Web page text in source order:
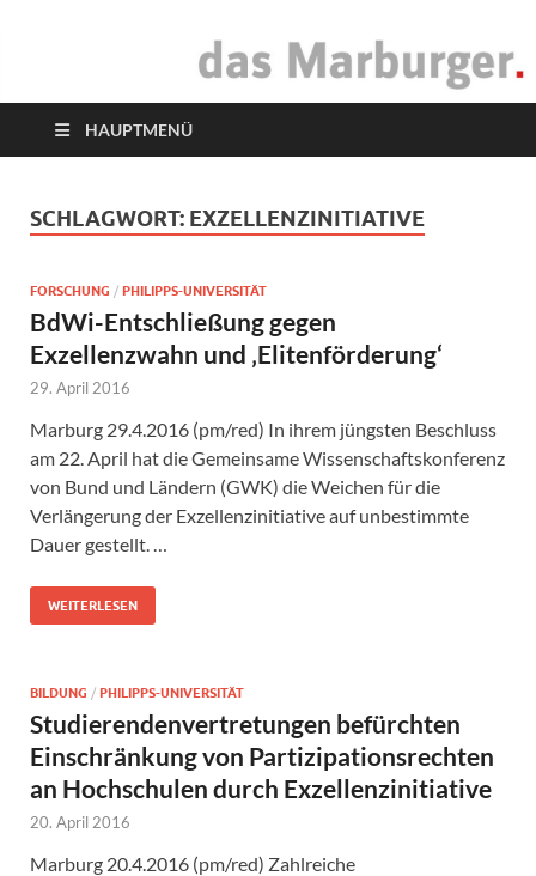
das Marburger.
HAUPTMENÜ
SCHLAGWORT: EXZELLENZINITIATIVE
FORSCHUNG / PHILIPPS-UNIVERSITÄT
BdWi-Entschließung gegen
Exzellenzwahn und ‚Elitenförderung‘
29. April 2016
Marburg 29.4.2016 (pm/red) In ihrem jüngsten Beschluss
am 22. April hat die Gemeinsame Wissenschaftskonferenz
von Bund und Ländern (GWK) die Weichen für die
Verlängerung der Exzellenzinitiative auf unbestimmte
Dauer gestellt. …
WEITERLESEN
BILDUNG / PHILIPPS-UNIVERSITÄT
Studierendenvertretungen befürchten
Einschränkung von Partizipationsrechten
an Hochschulen durch Exzellenzinitiative
20. April 2016
Marburg 20.4.2016 (pm/red) Zahlreiche